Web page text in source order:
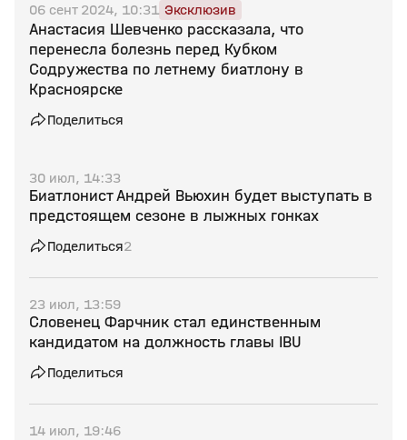
06 сент 2024, 10:31 Эксклюзив
Анастасия Шевченко рассказала, что
перенесла болезнь перед Кубком
Содружества по летнему биатлону в
Красноярске
Поделиться
30 июл, 14:33
Биатлонист Андрей Вьюхин будет выступать в
предстоящем сезоне в лыжных гонках
Поделиться2
23 июл, 13:59
Словенец Фарчник стал единственным
кандидатом на должность главы IBU
Поделиться
14 июл, 19:46